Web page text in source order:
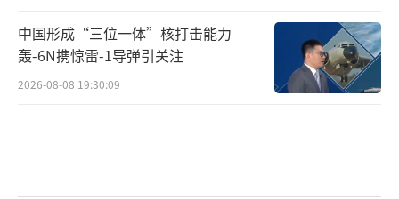
中国形成“三位一体”核打击能力
轰-6N携惊雷-1导弹引关注
2026-08-08 19:30:09